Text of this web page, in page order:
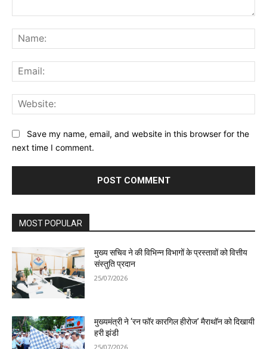
Save my name, email, and website in this browser for the
next time I comment.
MOST POPULAR
मुख्य सचिव ने की विभिन्न विभागों के प्रस्तावों को वित्तीय
संस्तुति प्रदान
25/07/2026
मुख्यमंत्री ने ‘रन फॉर कारगिल हीरोज’ मैराथॉन को दिखायी
हरी झंडी
25/07/2026